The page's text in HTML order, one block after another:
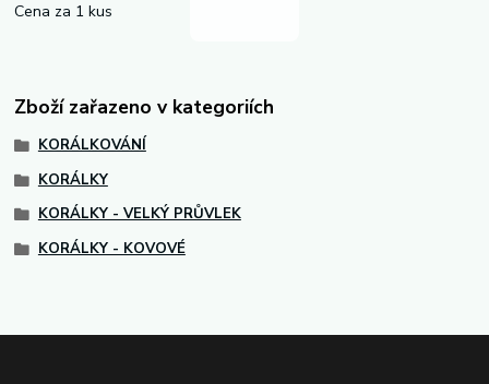
Cena za 1 kus
Zboží zařazeno v kategoriích
KORÁLKOVÁNÍ
KORÁLKY
KORÁLKY - VELKÝ PRŮVLEK
KORÁLKY - KOVOVÉ